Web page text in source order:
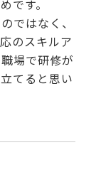
です。
ではなく、
のスキルア
場で研修が
てると思い